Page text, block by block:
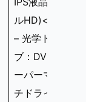
ルHD)<
– 光学ドライ
ブ：DVDス
ーパーマル
チドライブ